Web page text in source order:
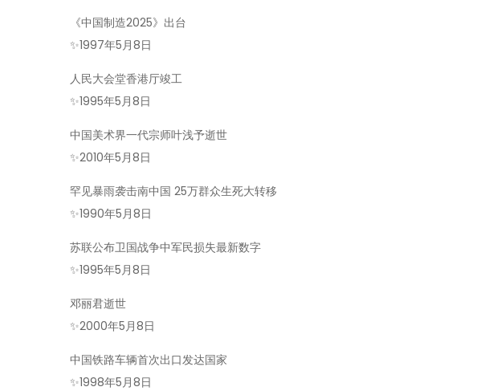
《中国制造2025》出台
✨1997年5月8日
人民大会堂香港厅竣工
✨1995年5月8日
中国美术界一代宗师叶浅予逝世
✨2010年5月8日
罕见暴雨袭击南中国 25万群众生死大转移
✨1990年5月8日
苏联公布卫国战争中军民损失最新数字
✨1995年5月8日
邓丽君逝世
✨2000年5月8日
中国铁路车辆首次出口发达国家
✨1998年5月8日